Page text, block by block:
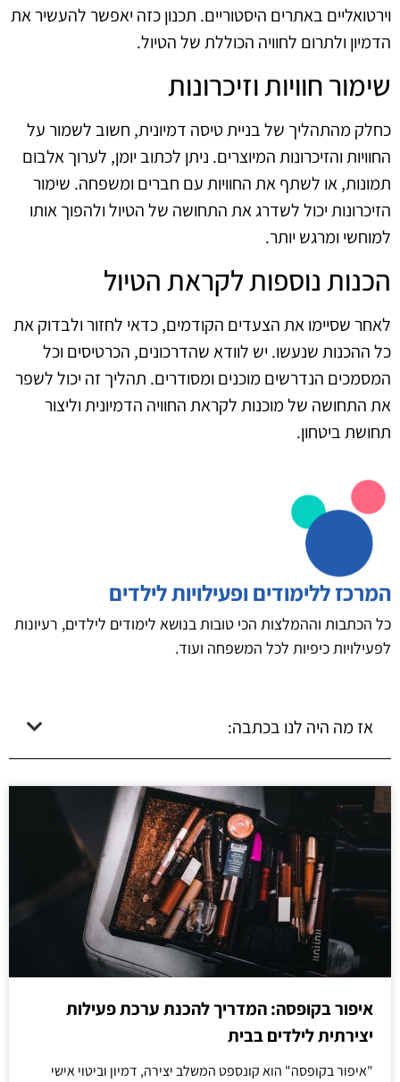
וירטואליים באתרים היסטוריים. תכנון כזה יאפשר להעשיר את
הדמיון ולתרום לחוויה הכוללת של הטיול.
שימור חוויות וזיכרונות
כחלק מהתהליך של בניית טיסה דמיונית, חשוב לשמור על
החוויות והזיכרונות המיוצרים. ניתן לכתוב יומן, לערוך אלבום
תמונות, או לשתף את החוויות עם חברים ומשפחה. שימור
הזיכרונות יכול לשדרג את התחושה של הטיול ולהפוך אותו
למוחשי ומרגש יותר.
הכנות נוספות לקראת הטיול
לאחר שסיימו את הצעדים הקודמים, כדאי לחזור ולבדוק את
כל ההכנות שנעשו. יש לוודא שהדרכונים, הכרטיסים וכל
המסמכים הנדרשים מוכנים ומסודרים. תהליך זה יכול לשפר
את התחושה של מוכנות לקראת החוויה הדמיונית וליצור
תחושת ביטחון.
המרכז ללימודים ופעילויות לילדים
כל הכתבות וההמלצות הכי טובות בנושא לימודים לילדים, רעיונות
לפעילויות כיפיות לכל המשפחה ועוד.
אז מה היה לנו בכתבה:
איפור בקופסה: המדריך להכנת ערכת פעילות
יצירתית לילדים בבית
"איפור בקופסה" הוא קונספט המשלב יצירה, דמיון וביטוי אישי